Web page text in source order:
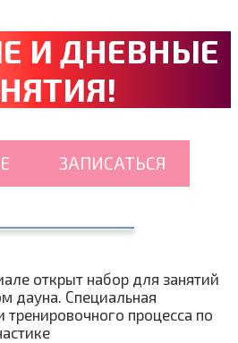
И ДНЕВНЫЕ
ЗАПИСАТЬСЯ
открыт набор для занятий
дауна. Специальная
процесса по